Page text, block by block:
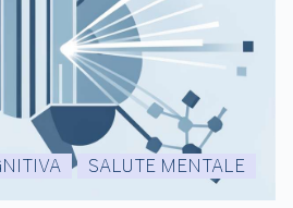
SALUTE MENTALE